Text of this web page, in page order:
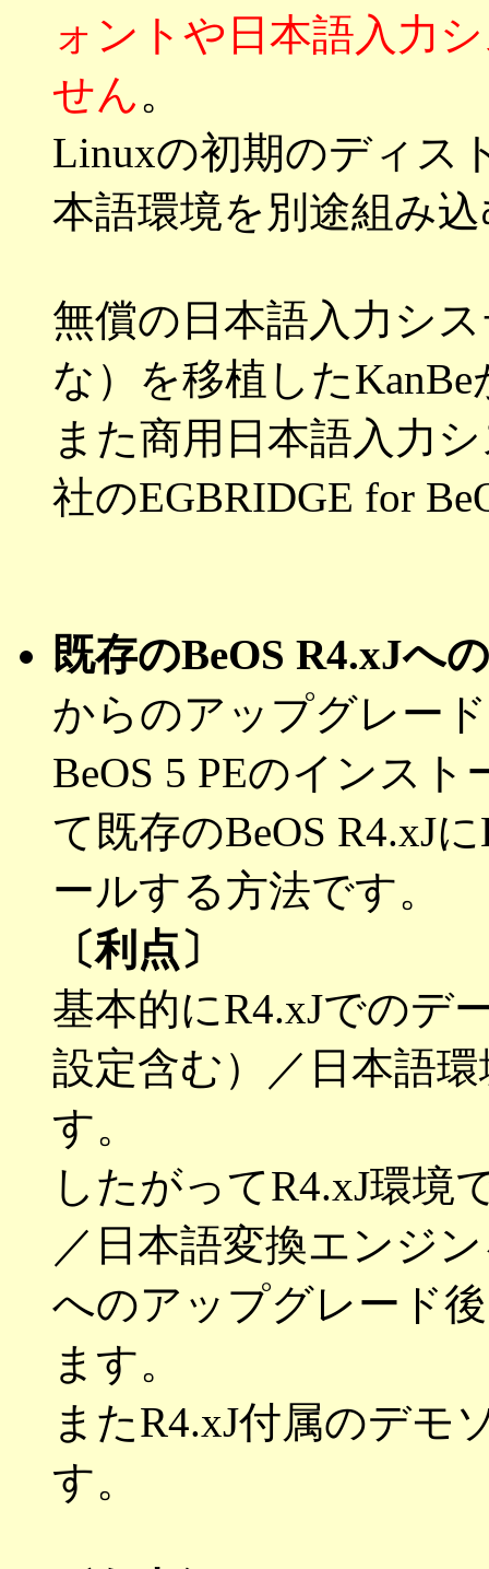
ォントや日本語入力
せん。
Linuxの初期のディス
本語環境を別途組み
無償の日本語入力シ
な）を移植した
また商用日本語入力
社のEGBRIDGE for
既存のBeOS R4.xJへ
からのアップグレー
BeOS 5 PEのインス
て既存のBeOS R4.xJ
ールする方法です。
〔利点〕
基本的にR4.xJでのデ
設定含む）／日本語
す。
したがってR4.xJ環境
／日本語変換エンジ
へのアップグレード
ます。
またR4.xJ付属のデモ
す。